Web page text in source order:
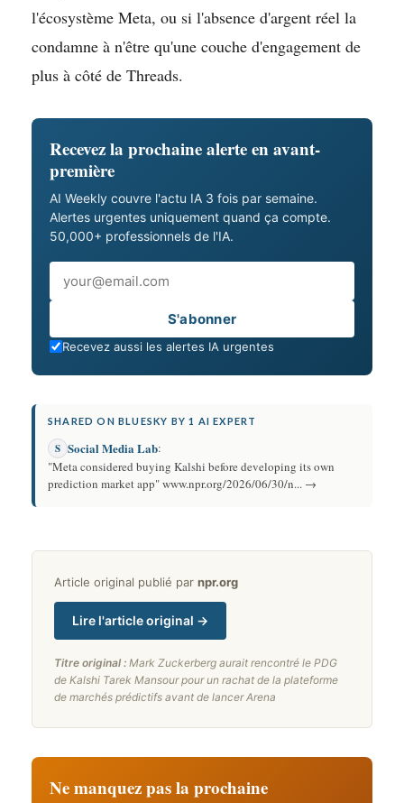
l'écosystème Meta, ou si l'absence d'argent réel la
condamne à n'être qu'une couche d'engagement de
plus à côté de Threads.
Recevez la prochaine alerte en avant-
première
AI Weekly couvre l'actu IA 3 fois par semaine.
Alertes urgentes uniquement quand ça compte.
50,000+ professionnels de l'IA.
S'abonner
Recevez aussi les alertes IA urgentes
SHARED ON BLUESKY BY 1 AI EXPERT
S Social Media Lab:
"Meta considered buying Kalshi before developing its own
prediction market app" www.npr.org/2026/06/30/n... →
Article original publié par npr.org
Lire l'article original →
Titre original : Mark Zuckerberg aurait rencontré le PDG
de Kalshi Tarek Mansour pour un rachat de la plateforme
de marchés prédictifs avant de lancer Arena
Ne manquez pas la prochaine